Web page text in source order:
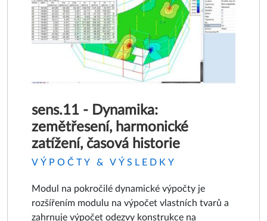
sens.11 - Dynamika:
zemětřesení, harmonické
zatížení, časová historie
VÝPOČTY & VÝSLEDKY
Modul na pokročilé dynamické výpočty je
rozšířením modulu na výpočet vlastních tvarů a
zahrnuje výpočet odezvy konstrukce na